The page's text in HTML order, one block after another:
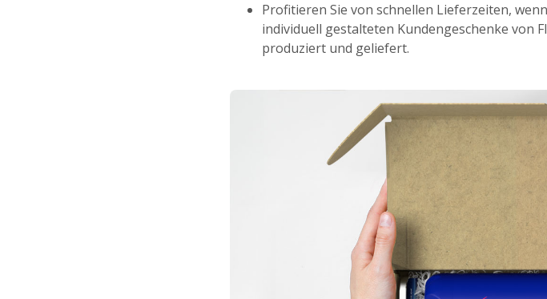
Profitieren Sie von schnellen Lieferzeiten,
individuell gestalteten Kundengeschenke von
produziert und geliefert.